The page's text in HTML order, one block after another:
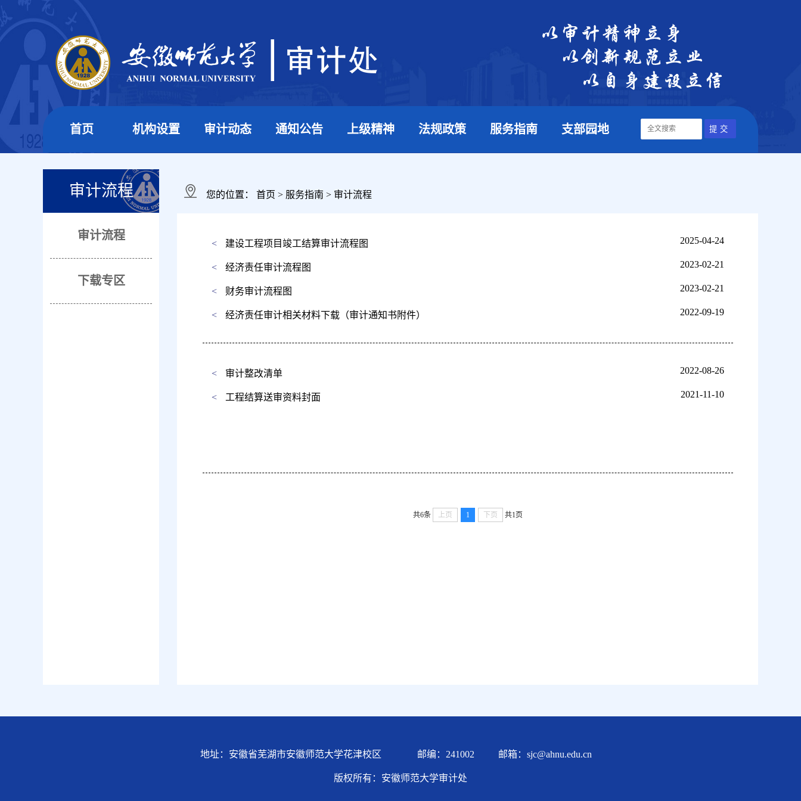
首页 机构设置 审计动态 通知公告 上级精神 法规政策 服务指南 支部园地
审计流程 您的位置： 首页 > 服务指南 > 审计流程
审计流程
下载专区
< 建设工程项目竣工结算审计流程图 2025-04-24
< 经济责任审计流程图 2023-02-21
< 财务审计流程图 2023-02-21
< 经济责任审计相关材料下载（审计通知书附件） 2022-09-19
< 审计整改清单 2022-08-26
< 工程结算送审资料封面 2021-11-10
共6条 上页 1 下页 共1页
地址：安徽省芜湖市安徽师范大学花津校区 邮编：241002 邮箱：sjc@ahnu.edu.cn
版权所有：安徽师范大学审计处